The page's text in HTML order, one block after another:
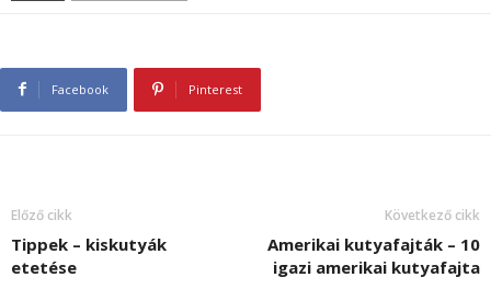
Facebook Pinterest
Előző cikk
Tippek – kiskutyák
etetése
Következő cikk
Amerikai kutyafajták – 10
igazi amerikai kutyafajta